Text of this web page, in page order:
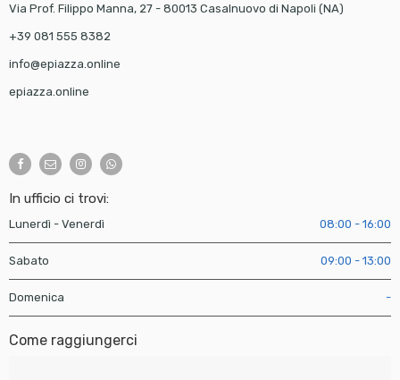
Via Prof. Filippo Manna, 27 - 80013 Casalnuovo di Napoli (NA)
+39 081 555 8382
info@epiazza.online
epiazza.online
In ufficio ci trovi:
Lunerdì - Venerdì 08:00 - 16:00
Sabato 09:00 - 13:00
Domenica -
Come raggiungerci